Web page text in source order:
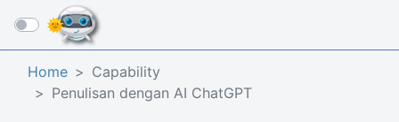
☰
Home
Capability
Penulisan dengan AI ChatGPT